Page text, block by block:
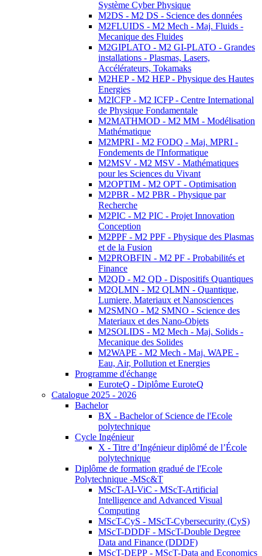
Système Cyber Physique
M2DS - M2 DS - Science des données
M2FLUIDS - M2 Mech - Maj. Fluids -
Mecanique des Fluides
M2GIPLATO - M2 GI-PLATO - Grandes
installations - Plasmas, Lasers,
Accélérateurs, Tokamaks
M2HEP - M2 HEP - Physique des Hautes
Energies
M2ICFP - M2 ICFP - Centre International
de Physique Fondamentale
M2MATHMOD - M2 MM - Modélisation
Mathématique
M2MPRI - M2 FODQ - Maj. MPRI -
Fondements de l'Informatique
M2MSV - M2 MSV - Mathématiques
pour les Sciences du Vivant
M2OPTIM - M2 OPT - Optimisation
M2PBR - M2 PBR - Physique par
Recherche
M2PIC - M2 PIC - Projet Innovation
Conception
M2PPF - M2 PPF - Physique des Plasmas
et de la Fusion
M2PROBFIN - M2 PF - Probabilités et
Finance
M2QD - M2 QD - Dispositifs Quantiques
M2QLMN - M2 QLMN - Quantique,
Lumiere, Materiaux et Nanosciences
M2SMNO - M2 SMNO - Science des
Materiaux et des Nano-Objets
M2SOLIDS - M2 Mech - Maj. Solids -
Mecanique des Solides
M2WAPE - M2 Mech - Maj. WAPE -
Eau, Air, Pollution et Energies
Programme d'échange
EuroteQ - Diplôme EuroteQ
Catalogue 2025 - 2026
Bachelor
BX - Bachelor of Science de l'Ecole
polytechnique
Cycle Ingénieur
X - Titre d’Ingénieur diplômé de l’École
polytechnique
Diplôme de formation gradué de l'Ecole
Polytechnique -MSc&T
MScT-AI-ViC - MScT-Artificial
Intelligence and Advanced Visual
Computing
MScT-CyS - MScT-Cybersecurity (CyS)
MScT-DDDF - MScT-Double Degree
Data and Finance (DDDF)
MScT-DEPP - MScT-Data and Economics